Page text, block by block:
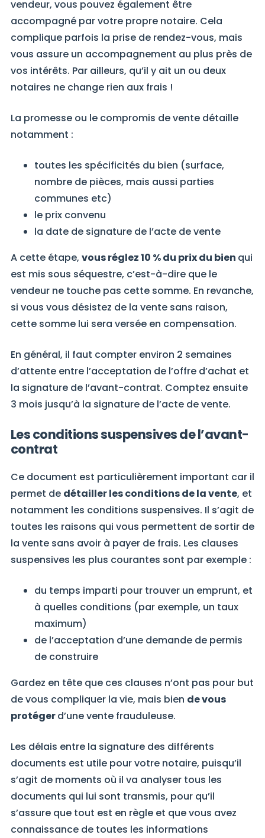
vendeur, vous pouvez également être
accompagné par votre propre notaire. Cela
complique parfois la prise de rendez-vous, mais
vous assure un accompagnement au plus près de
vos intérêts. Par ailleurs, qu’il y ait un ou deux
notaires ne change rien aux frais !
La promesse ou le compromis de vente détaille
notamment :
toutes les spécificités du bien (surface,
nombre de pièces, mais aussi parties
communes etc)
le prix convenu
la date de signature de l’acte de vente
A cette étape, vous réglez 10 % du prix du bien qui
est mis sous séquestre, c’est-à-dire que le
vendeur ne touche pas cette somme. En revanche,
si vous vous désistez de la vente sans raison,
cette somme lui sera versée en compensation.
En général, il faut compter environ 2 semaines
d’attente entre l’acceptation de l’offre d’achat et
la signature de l’avant-contrat. Comptez ensuite
3 mois jusqu’à la signature de l’acte de vente.
Les conditions suspensives de l’avant-
contrat
Ce document est particulièrement important car il
permet de détailler les conditions de la vente, et
notamment les conditions suspensives. Il s’agit de
toutes les raisons qui vous permettent de sortir de
la vente sans avoir à payer de frais. Les clauses
suspensives les plus courantes sont par exemple :
du temps imparti pour trouver un emprunt, et
à quelles conditions (par exemple, un taux
maximum)
de l’acceptation d’une demande de permis
de construire
Gardez en tête que ces clauses n’ont pas pour but
de vous compliquer la vie, mais bien de vous
protégerd’une vente frauduleuse.
Les délais entre la signature des différents
documents est utile pour votre notaire, puisqu’il
s’agit de moments où il va analyser tous les
documents qui lui sont transmis, pour qu’il
s’assure que tout est en règle et que vous avez
connaissance de toutes les informations